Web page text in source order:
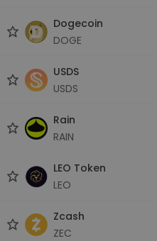
Dogecoin
DOGE
USDS
USDS
Rain
RAIN
LEO Token
LEO
Zcash
ZEC